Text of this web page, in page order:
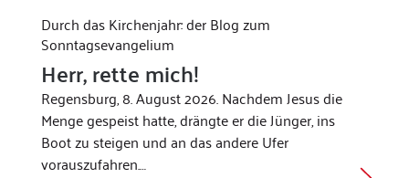
Durch das Kirchenjahr: der Blog zum
Sonntagsevangelium
Herr, rette mich!
Regensburg, 8. August 2026. Nachdem Jesus die
Menge gespeist hatte, drängte er die Jünger, ins
Boot zu steigen und an das andere Ufer
vorauszufahren.…